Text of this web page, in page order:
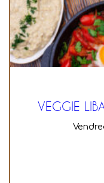
VEGGIE